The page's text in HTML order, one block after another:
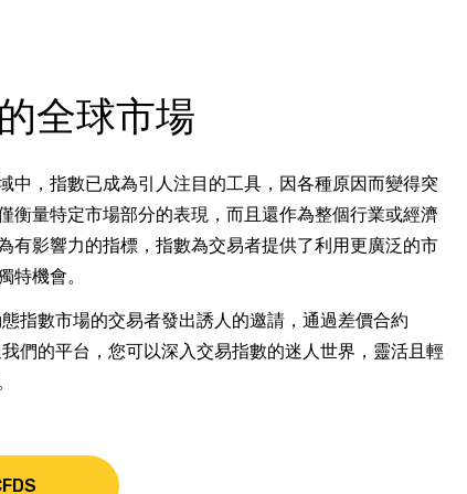
全球市場
中，指數已成為引人注目的工具，因各種原因而變得突
衡量特定市場部分的表現，而且還作為整個行業或經濟
有影響力的指標，指數為交易者提供了利用更廣泛的市
特機會。
指數市場的交易者發出誘人的邀請，通過差價合約
我們的平台，您可以深入交易指數的迷人世界，靈活且輕